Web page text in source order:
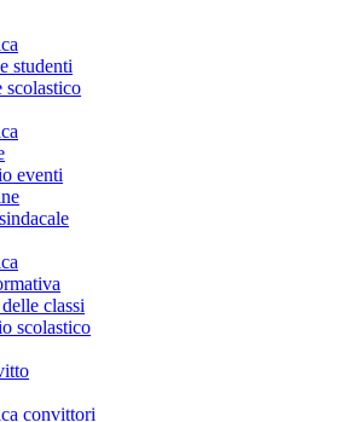
studenti
scolastico
eventi
classi
scolastico
convittori